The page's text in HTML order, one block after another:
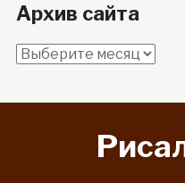
Архив сайта
Архив